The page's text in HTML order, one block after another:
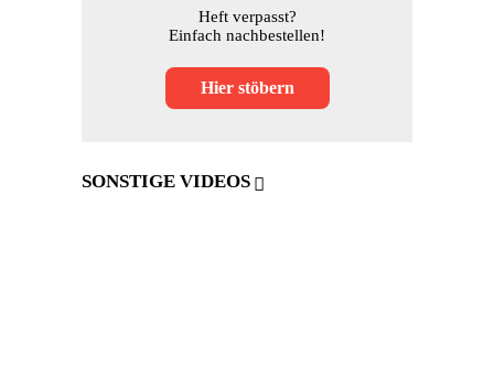
Heft verpasst?
Einfach nachbestellen!
Hier stöbern
SONSTIGE VIDEOS